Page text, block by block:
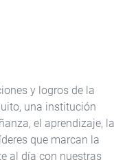
y logros de la
una institución
el aprendizaje, la
que marcan la
al día con nuestras